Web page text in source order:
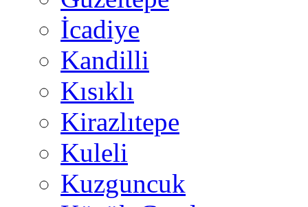
İcadiye
Kandilli
Kısıklı
Kirazlıtepe
Kuleli
Kuzguncuk